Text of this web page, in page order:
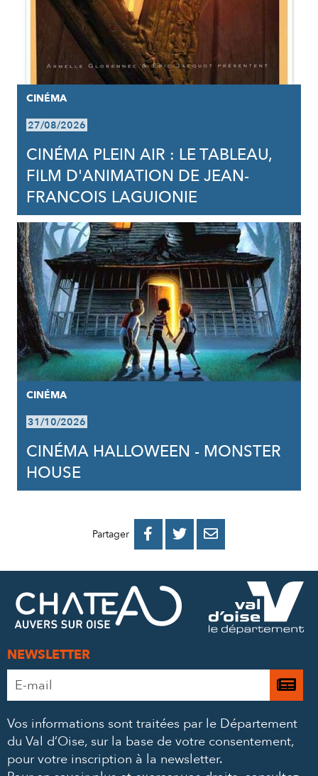
CINÉMA
27/08/2026
CINÉMA PLEIN AIR : LE TABLEAU,
FILM D'ANIMATION DE JEAN-
FRANCOIS LAGUIONIE
CINÉMA
31/10/2026
CINÉMA HALLOWEEN - MONSTER
HOUSE
Partager 
PARTAGER
FACEBOOK
PARTAGER
PARTAGER
MAIL
NEWSLETTER
Adresse
e-
*
Je
à
Vos informations sont traitées par le Département
du Val d’Oise, sur la base de votre consentement,
pour votre inscription à la newsletter.